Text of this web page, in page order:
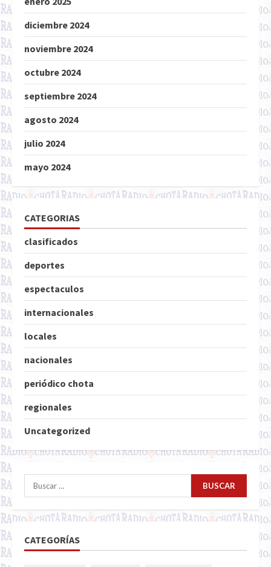
diciembre 2024
noviembre 2024
octubre 2024
septiembre 2024
agosto 2024
julio 2024
mayo 2024
CATEGORIAS
clasificados
deportes
espectaculos
internacionales
locales
nacionales
periódico chota
regionales
Uncategorized
Buscar:
CATEGORÍAS